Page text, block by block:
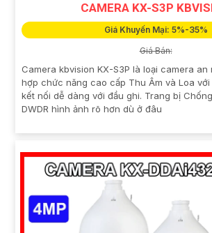
CAMERA KX-S3P
Giá Khuyến Mại: 5%-35%
Giá Bán:
Camera kbvision KX-S3P là loại camera an
hợp chức năng cao cấp Thu Âm và Loa
kết nối dễ dàng với đầu ghi. Trang bị
DWDR hình ảnh rõ hơn dù ở đâu